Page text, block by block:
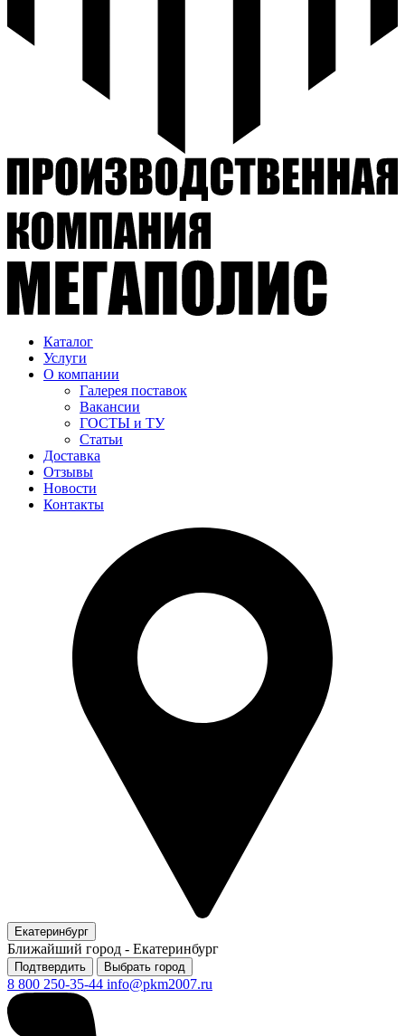
Каталог
Услуги
О компании
Галерея поставок
Вакансии
ГОСТЫ и ТУ
Статьи
Доставка
Отзывы
Новости
Контакты
Екатеринбург
Ближайший город - Екатеринбург
Подтвердить Выбрать город
8 800 250-35-44 info@pkm2007.ru